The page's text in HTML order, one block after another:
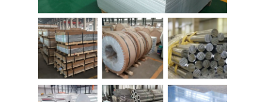
Новости
холоднопрокатный лист нержавеющей стали
Холоднопрокатная катушка нержавеющей стали